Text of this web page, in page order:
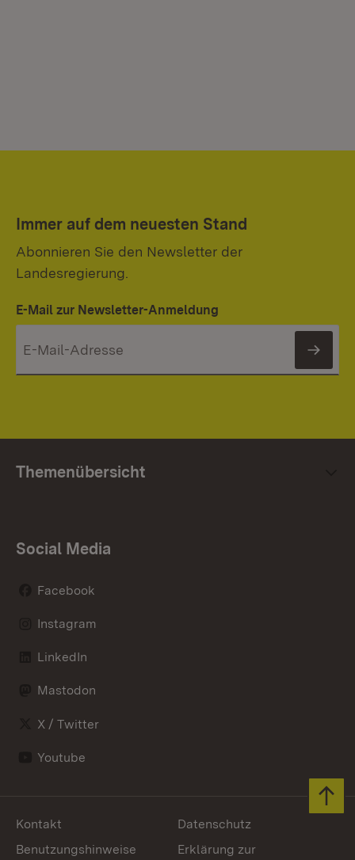
Immer auf dem neuesten Stand
Abonnieren Sie den Newsletter der
Landesregierung.
E-Mail zur Newsletter-Anmeldung
Themenübersicht
Social Media
Facebook
Instagram
LinkedIn
Mastodon
X / Twitter
Youtube
Kontakt
Datenschutz
Benutzungshinweise
Erklärung zur